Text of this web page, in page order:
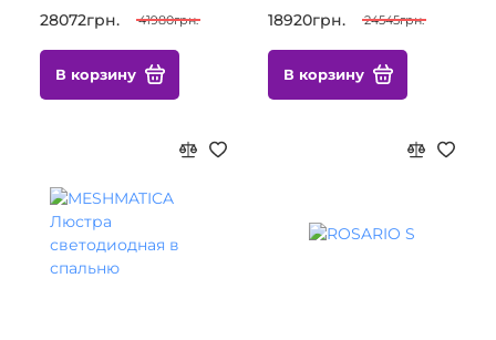
28072грн. 41980грн.
В корзину
18920грн. 24545грн.
В корзину